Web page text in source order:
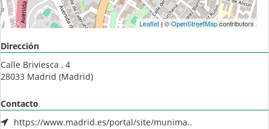
Leaflet| ©OpenStreetMapcontributors
Dirección
Calle Briviesca , 4
28033 Madrid (Madrid)
Contacto
https://www.madrid.es/portal/site/munima..